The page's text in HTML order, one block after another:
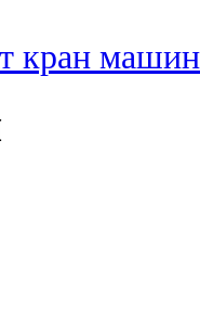
кран